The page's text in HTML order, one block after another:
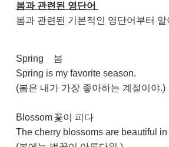
봄과 관련된 영단어
봄과 관련된 기본적인 영단어부터
Spring
봄
Spring is my favorite season.
(봄은 내가 가장 좋아하는 계절이야.)
Blossom꽃이 피다
The cherry blossoms are beautiful in